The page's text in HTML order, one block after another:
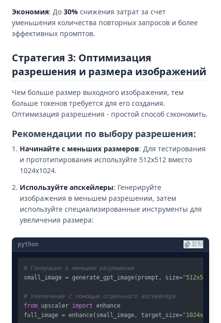
Экономия: До 30% снижения затрат за счет
уменьшения количества повторных запросов и более
эффективных промптов.
Стратегия 3: Оптимизация
разрешения и размера изображений
Чем больше размер выходного изображения, тем
больше токенов требуется для его создания.
Оптимизация разрешения - простой способ сэкономить.
Рекомендации по выбору разрешения:
Начинайте с меньших размеров: Для тестирования
и прототипирования используйте 512x512 вместо
1024x1024.
Используйте апскейлеры: Генерируйте
изображения в меньшем разрешении, затем
используйте специализированные инструменты для
увеличения размера:
python 复制
# Генерация в меньшем разрешении
small_image = generate_gpt_image(prompt, size="512x512"
# Увеличение с помощью отдельного апскейлера
from upscaler import enhance
full_image = enhance(small_image, target_size="1024x1024"